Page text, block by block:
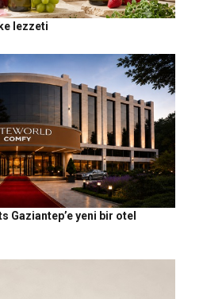
lezzeti
Gaziantep’e yeni bir otel